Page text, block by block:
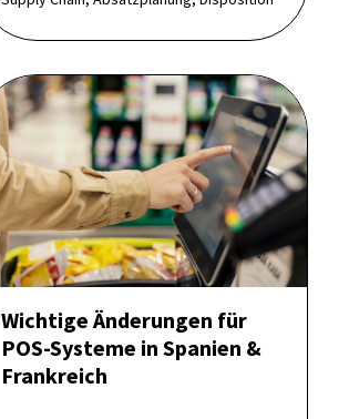
Wichtige Änderungen für
POS-Systeme in Spanien &
Frankreich